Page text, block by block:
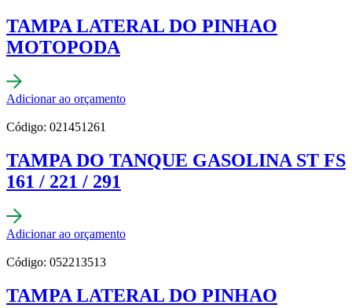
TAMPA LATERAL DO PINHAO
MOTOPODA
Adicionar ao orçamento
Código: 021451261
TAMPA DO TANQUE GASOLINA ST FS
161 / 221 / 291
Adicionar ao orçamento
Código: 052213513
TAMPA LATERAL DO PINHAO